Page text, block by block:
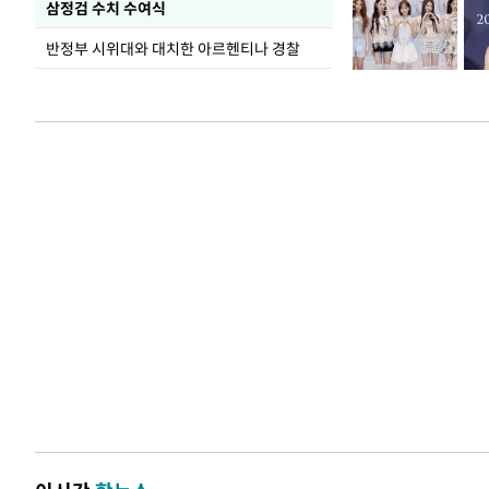
삼정검 수치 수여식
반정부 시위대와 대치한 아르헨티나 경찰